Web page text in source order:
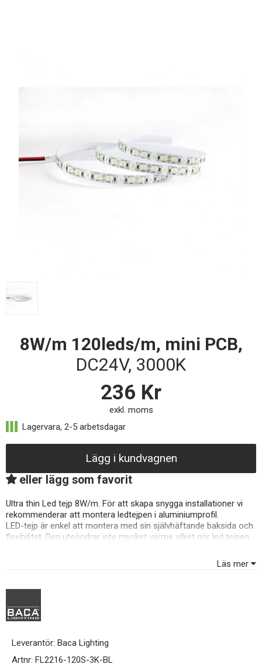
8W/m 120leds/m, mini PCB,
DC24V, 3000K
236 Kr
exkl. moms
Lägg i kundvagnen
eller lägg som favorit
Ultra thin Led tejp 8W/m. För att skapa snygga installationer vi
rekommenderar att montera ledtejpen i aluminiumprofil.
LED-tejp är enkel att montera med sin självhäftande baksida och
flexibilitet. Den utsöndrar inte mycket värme vilket gör led tejpen
plats som möjligt. Alla våra LED-tejp är dimbara och kan enkelt
Läs mer
Leverantör: Baca Lighting
Artnr: FL2216-120S-3K-BL